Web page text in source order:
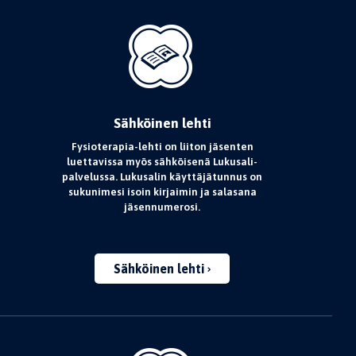
Sähköinen lehti
Fysioterapia-lehti on liiton jäsenten
luettavissa myös sähköisenä Lukusali-
palvelussa. Lukusalin käyttäjätunnus on
sukunimesi isoin kirjaimin ja salasana
jäsennumerosi.
Sähköinen lehti